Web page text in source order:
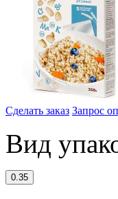
Сделать заказ Запрос
Вид
0.35